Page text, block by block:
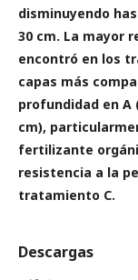
disminuyendo
30 cm. La mayor
encontró en los
capas más
profundidad en A
cm),
fertilizante
resistencia a la
tratamiento C.
Descargas